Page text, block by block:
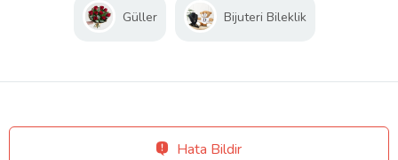
Güller Bijuteri Bileklik
Hata Bildir